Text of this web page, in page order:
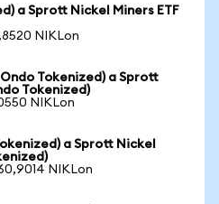
a Sprott Nickel Miners ETF
NIKLon
Tokenized) a Sprott
Tokenized)
NIKLon
a Sprott Nickel
NIKLon